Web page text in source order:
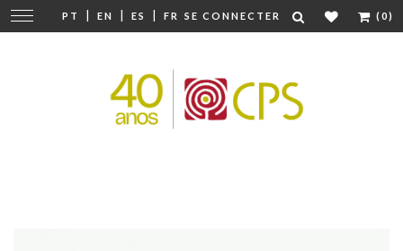
PT | EN | ES | FR SE CONNECTER (0)
Modifier
la